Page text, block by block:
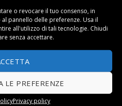
o revocare il tuo consenso, in
pannello delle preferenze. Usa il
all'utilizzo di tali tecnologie. Chiudi
senza accettare.
LE PREFERENZE
Privacy policy
quel tocco in più a uno studio o a